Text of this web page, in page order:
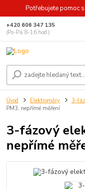
Potřebujete pomoc
+420 606 347 135
(Po-Pá 8-16 hod.)
Úvod Elektroměry 3-
PM3, nepřímé měření
3-fázový
nepřímé